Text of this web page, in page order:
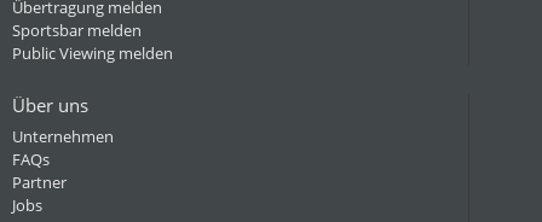
Übertragung melden
Sportsbar melden
Public Viewing melden
Über uns
Unternehmen
FAQs
Partner
Jobs